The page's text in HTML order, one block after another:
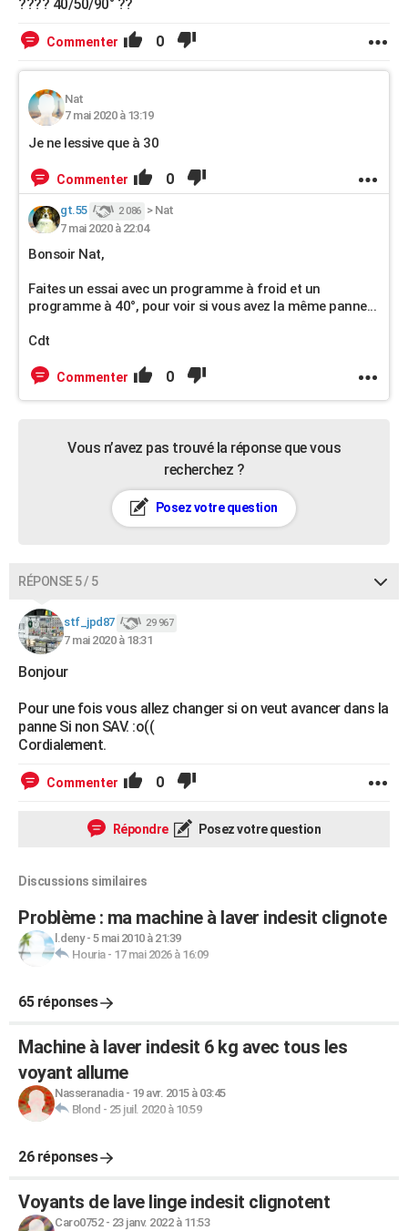
???? 40/50/90° ??
Commenter 0
Nat
7 mai 2020 à 13:19
Je ne lessive que à 30
Commenter 0
gt.55 2 086 > Nat
7 mai 2020 à 22:04
Bonsoir Nat,
Faites un essai avec un programme à froid et un
programme à 40°, pour voir si vous avez la même panne...
Cdt
Commenter 0
Vous n’avez pas trouvé la réponse que vous
recherchez ?
Posez votre question
RÉPONSE 5 / 5
stf_jpd87 29 967
7 mai 2020 à 18:31
Bonjour
Pour une fois vous allez changer si on veut avancer dans la
panne Si non SAV. :o((
Cordialement.
Commenter 0
Répondre Posez votre question
Discussions similaires
Problème : ma machine à laver indesit clignote
l.deny- 5 mai 2010 à 21:39
Houria- 17 mai 2026 à 16:09
65 réponses
Machine à laver indesit 6 kg avec tous les
voyant allume
Nasseranadia- 19 avr. 2015 à 03:45
Blond - 25 juil. 2020 à 10:59
26 réponses
Voyants de lave linge indesit clignotent
Caro0752- 23 janv. 2022 à 11:53